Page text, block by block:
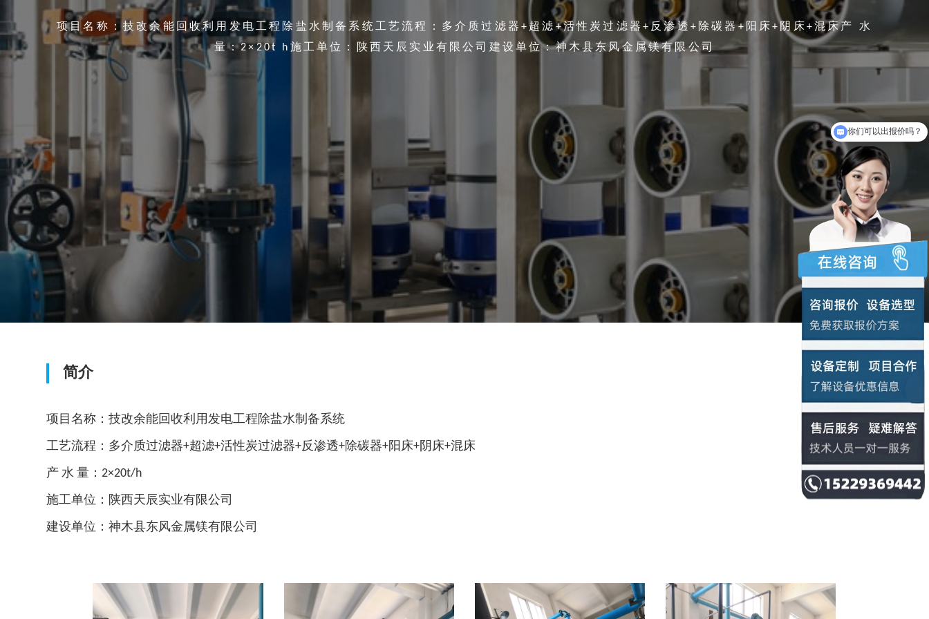
项目名称：技改余能回收利用发电工程除盐水制备系统工艺流程：多介质过滤器+超滤+活性炭过滤器+反渗透+除碳器+阳床+阴床+混床产 水
量：2×20t h施工单位：陕西天辰实业有限公司建设单位：神木县东风金属镁有限公司
简介
项目名称：技改余能回收利用发电工程除盐水制备系统
工艺流程：多介质过滤器+超滤+活性炭过滤器+反渗透+除碳器+阳床+阴床+混床
产 水 量：2×20t/h
施工单位：陕西天辰实业有限公司
建设单位：神木县东风金属镁有限公司
你们可以出报价吗？